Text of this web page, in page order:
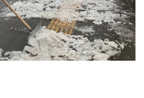
Kütahya
Malatya
Manisa